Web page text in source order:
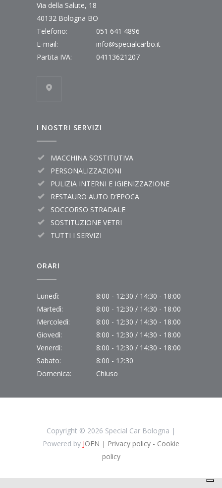
Via della Salute, 18
40132 Bologna BO
Telefono:
051 641 4896
E-mail:
info@specialcarbo.it
Partita IVA:
04113621207
I NOSTRI SERVIZI
MACCHINA SOSTITUTIVA
PERSONALIZZAZIONI
PULIZIA INTERNI E IGIENIZZAZIONE
RESTAURO AUTO D’EPOCA
SOCCORSO STRADALE
SOSTITUZIONE VETRI
TUTTI I SERVIZI
ORARI
Lunedì:
8:00 - 12:30 / 14:30 - 18:00
Martedì:
8:00 - 12:30 / 14:30 - 18:00
Mercoledì:
8:00 - 12:30 / 14:30 - 18:00
Giovedì:
8:00 - 12:30 / 14:30 - 18:00
Venerdì:
8:00 - 12:30 / 14:30 - 18:00
Sabato:
8:00 - 12:30
Domenica:
Chiuso
Copyright © 2026 Special Car Bologna |
Powered by JOEN | Privacy policy - Cookie
policy